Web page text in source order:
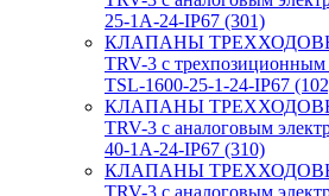
25-1А-24-IP67 (301)
КЛАПАНЫ
TRV-3 с
TSL-1600-25-1-24-IP67
КЛАПАНЫ
TRV-3 с аналоговым
40-1А-24-IP67 (310)
КЛАПАНЫ
TRV-3 с аналоговым